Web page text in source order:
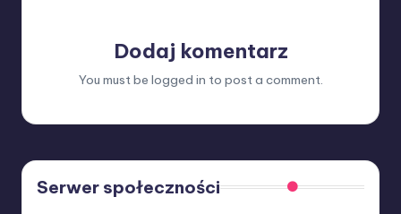
Dodaj komentarz
You must be logged in to post a comment.
Serwer społeczności